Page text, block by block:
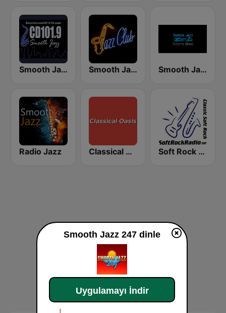
Smooth Jazz CD 101.9 FM Smooth Jazz Tri-Cities WA Smooth Jazz Smooth Wave
Radio Jazz Classical Oasis Soft Rock Radio
Smooth Jazz 247 dinle
Uygulamayı İndir